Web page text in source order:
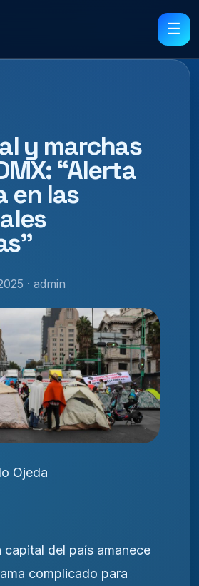
☰
y marchas
“Alerta
en las
· admin
Ojeda
capital del país amanece
complicado para